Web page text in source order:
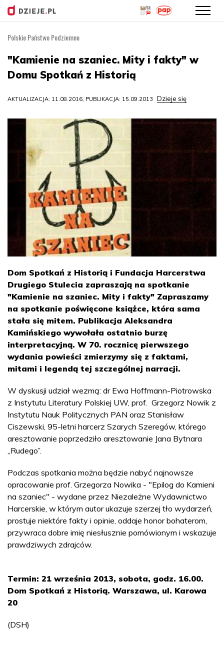
treści
Polskie Państwo Podziemne
"Kamienie na szaniec. Mity i fakty" w
Domu Spotkań z Historią
AKTUALIZACJA: 11.08.2016, PUBLIKACJA: 15.09.2013 Dzieje się
Dom Spotkań z Historią i Fundacja Harcerstwa
Drugiego Stulecia zapraszają na spotkanie
"Kamienie na szaniec. Mity i fakty" Zapraszamy
na spotkanie poświęcone książce, która sama
stała się mitem. Publikacja Aleksandra
Kamińskiego wywołała ostatnio burzę
interpretacyjną. W 70. rocznicę pierwszego
wydania powieści zmierzymy się z faktami,
mitami i legendą tej szczególnej narracji.
W dyskusji udział wezmą: dr Ewa Hoffmann-Piotrowska
z Instytutu Literatury Polskiej UW, prof. Grzegorz Nowik z
Instytutu Nauk Politycznych PAN oraz Stanisław
Ciszewski, 95-letni harcerz Szarych Szeregów, którego
aresztowanie poprzedziło aresztowanie Jana Bytnara
„Rudego”.
Podczas spotkania można będzie nabyć najnowsze
opracowanie prof. Grzegorza Nowika - "Epilog do Kamieni
na szaniec" - wydane przez Niezależne Wydawnictwo
Harcerskie, w którym autor ukazuje szerzej tło wydarzeń,
prostuje niektóre fakty i opinie, oddaje honor bohaterom,
przywraca dobre imię niesłusznie pomówionym i wskazuje
prawdziwych zdrajców.
Termin: 21 września 2013, sobota, godz. 16.00.
Dom Spotkań z Historią. Warszawa, ul. Karowa
20
(DSH)